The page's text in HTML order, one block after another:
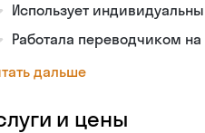
Использует
Работала переводчиком
дальше
и цены